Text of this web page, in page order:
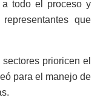
a todo el proceso y
que
prioricen el
para el manejo de